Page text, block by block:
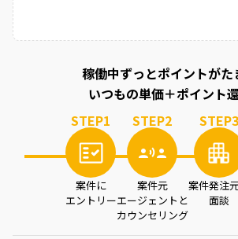
稼働中ずっとポイントがた
いつもの単価＋ポイント
STEP1
案件に
エントリー
STEP2
案件元
エージェントと
カウンセリング
STEP3
案件発注
面談